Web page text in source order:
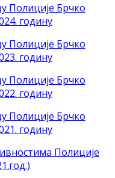
Полиције Брчко
годину
Полиције Брчко
годину
Полиције Брчко
годину
Полиције Брчко
годину
Полиције